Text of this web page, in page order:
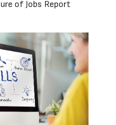
of Jobs Report